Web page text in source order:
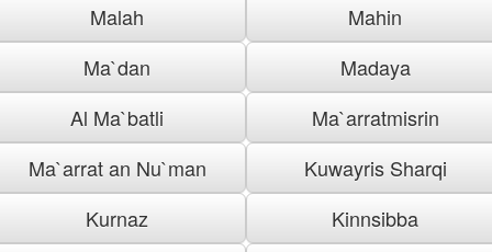
Malah
Mahin
Ma`dan
Madaya
Al Ma`batli
Ma`arratmisrin
Ma`arrat an Nu`man
Kuwayris Sharqi
Kurnaz
Kinnsibba